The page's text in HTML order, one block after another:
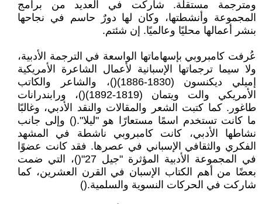
ومترجمة مستقلة. شاركت في العديد من برامج
المجموعة وأنشطتها، وكان لها دورٌ حاسم في نجاحها
بنشر أعمالها محليًا وعالميًا. إن شئتم.
عُرفت كامبروبي بإسهاماتها الواسعة في الترجمة الأدبية،
ولا سيما ترجماتها الإسبانية لأعمال الشاعرة الأمريكية
إميلي ديكنسون (1830-1886)()، والشاعر والكاتب
الأمريكي والت ويتمان (1819-1892)()، ورابندرانات
طاغور. كما كتبت الشعر والمقالات والنقد الأدبي، وغالبًا
ما كانت تستخدم اسمًا مستعارًا هو "ليلا".() وإلى جانب
نشاطها الأدبي، كانت كامبروبي ناشطة في المشهد
الفكري والثقافي الإسباني في عصرها. فقد كانت عضوًا
في المجموعة الأدبية المؤثرة "جيل 27"()، التي ضمت
بعضًا من أهم الكتاب الإسبان في القرن العشرين، كما
شاركت في الحركات النسوية والسلمية.()